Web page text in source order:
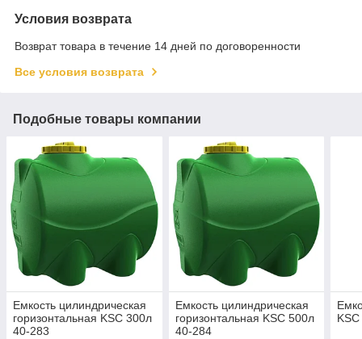
Условия возврата
Возврат товара в течение 14 дней по договоренности
Все условия возврата
Подобные товары компании
Емкость цилиндрическая
горизонтальная KSC 300л
40-283
Емкость цилиндрическая
горизонтальная KSC 500л
40-284